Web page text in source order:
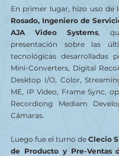
En primer lugar, hizo uso de
Rosado, Ingeniero de
AJA Video Systems,
presentación sobre las
tecnológicas desarrolladas
Mini-Converters, Digital
Desktop I/O, Color,
ME, IP Video, Frame Sync,
Recordiong Mediam
Cámaras.
Luego fue el turno de Clecio
de Producto y Pre-Ventas